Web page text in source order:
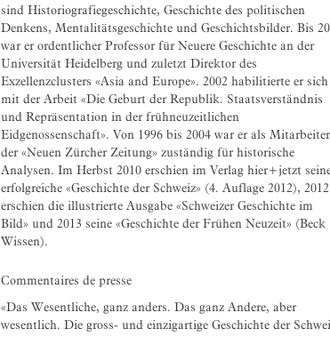
sind Historiografiegeschichte, Geschichte des politischen
Denkens, Mentalitätsgeschichte und Geschichtsbilder. Bis
war er ordentlicher Professor für Neuere Geschichte an der
Universität Heidelberg und zuletzt Direktor des
Exzellenzclusters «Asia and Europe». 2002 habilitierte er sich
mit der Arbeit «Die Geburt der Republik. Staatsverständnis
und Repräsentation in der frühneuzeitlichen
Eidgenossenschaft». Von 1996 bis 2004 war er als Mitarbeiter
der «Neuen Zürcher Zeitung» zuständig für historische
Analysen. Im Herbst 2010 erschien im Verlag hier+jetzt
erfolgreiche «Geschichte der Schweiz» (4. Auflage 2012), 2012
erschien die illustrierte Ausgabe «Schweizer Geschichte im
Bild» und 2013 seine «Geschichte der Frühen Neuzeit» (Beck
Wissen).
Commentaires de presse
«Das Wesentliche, ganz anders. Das ganz Andere, aber
wesentlich. Die gross- und einzigartige Geschichte der